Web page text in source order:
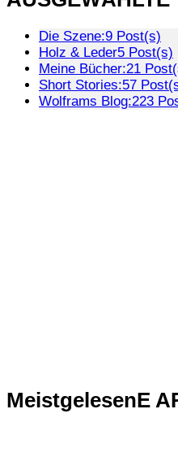
Die Szene:9 Post(s)
Holz & Leder5 Post(s)
Meine Bücher:21
Short Stories:57
Wolframs Blog:223
MeistgelesenE